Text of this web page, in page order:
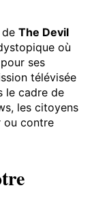
The Devil
où
ses
télévisée
le cadre de
les citoyens
ou contre